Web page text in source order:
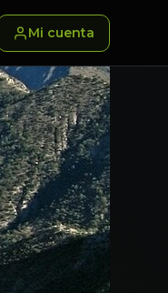
Mi cuenta